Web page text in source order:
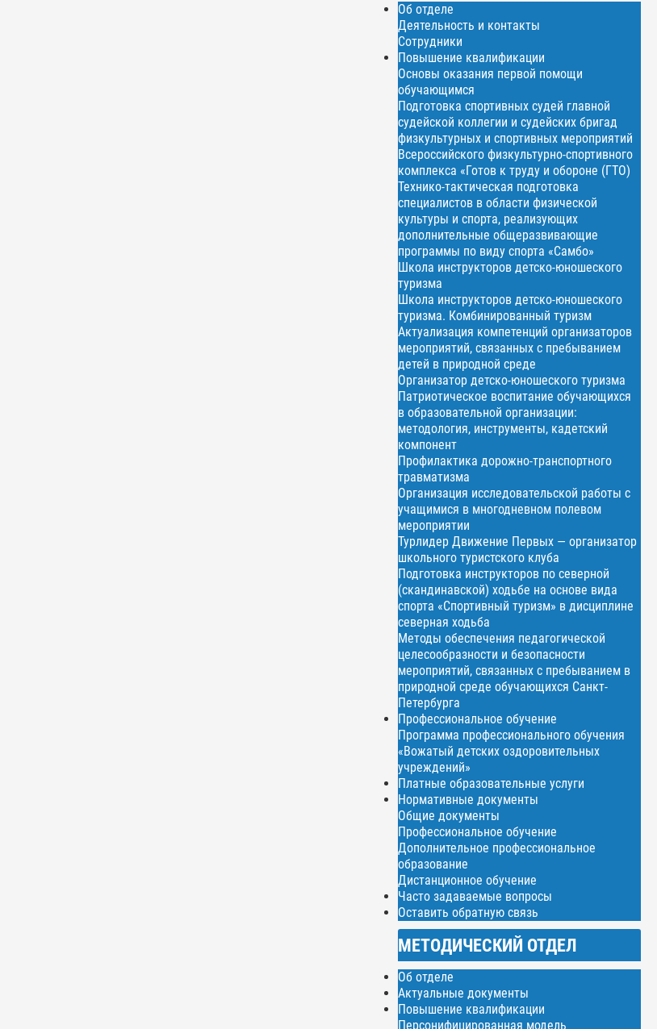
Об отделе
Деятельность и контакты
Сотрудники
Повышение квалификации
Основы оказания первой помощи
обучающимся
Подготовка спортивных судей главной
судейской коллегии и судейских бригад
физкультурных и спортивных мероприятий
Всероссийского физкультурно-спортивного
комплекса «Готов к труду и обороне (ГТО)
Технико-тактическая подготовка
специалистов в области физической
культуры и спорта, реализующих
дополнительные общеразвивающие
программы по виду спорта «Самбо»
Школа инструкторов детско-юношеского
туризма
Школа инструкторов детско-юношеского
туризма. Комбинированный туризм
Актуализация компетенций организаторов
мероприятий, связанных с пребыванием
детей в природной среде
Организатор детско-юношеского туризма
Патриотическое воспитание обучающихся
в образовательной организации:
методология, инструменты, кадетский
компонент
Профилактика дорожно-транспортного
травматизма
Организация исследовательской работы с
учащимися в многодневном полевом
мероприятии
Турлидер Движение Первых — организатор
школьного туристского клуба
Подготовка инструкторов по северной
(скандинавской) ходьбе на основе вида
спорта «Спортивный туризм» в дисциплине
северная ходьба
Методы обеспечения педагогической
целесообразности и безопасности
мероприятий, связанных с пребыванием в
природной среде обучающихся Санкт-
Петербурга
Профессиональное обучение
Программа профессионального обучения
«Вожатый детских оздоровительных
учреждений»
Платные образовательные услуги
Нормативные документы
Общие документы
Профессиональное обучение
Дополнительное профессиональное
образование
Дистанционное обучение
Часто задаваемые вопросы
Оставить обратную связь
МЕТОДИЧЕСКИЙ ОТДЕЛ
Об отделе
Актуальные документы
Повышение квалификации
Персонифицированная модель